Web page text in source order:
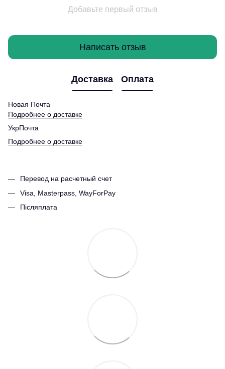
Добавьте первый отзыв
Написать отзыв
Доставка Оплата
Новая Почта
Подробнее о доставке
УкрПочта
Подробнее о доставке
Перевод на расчетный счет
Visa, Masterpass, WayForPay
Післяплата